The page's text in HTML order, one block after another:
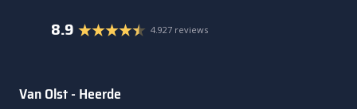
8.9 4.927 reviews
Van Olst - Heerde